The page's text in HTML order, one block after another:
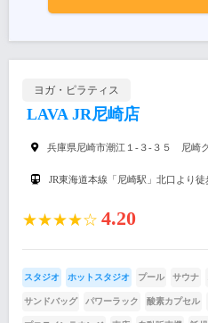
ヨガ・ピラティス
LAVA JR尼崎店
兵庫県尼崎市潮江１-３-３５ 尼崎
JR東海道本線「尼崎駅」北口より
★★★★☆ 4.20
スタジオ ホットスタジオ プール サウナ
サンドバッグ パワーラック 酸素カプセル